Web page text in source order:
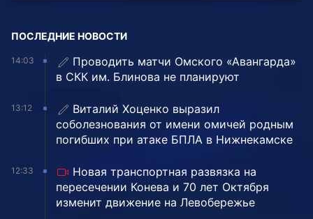
ПОСЛЕДНИЕ НОВОСТИ
14:03
Проводить матчи Омского «Авангарда»
в СКК им. Блинова не планируют
13:12
Виталий Хоценко выразил
соболезнования от имени омичей родным
погибших при атаке БПЛА в Нижнекамске
12:33
Новая транспортная развязка на
пересечении Конева и 70 лет Октября
изменит движение на Левобережье